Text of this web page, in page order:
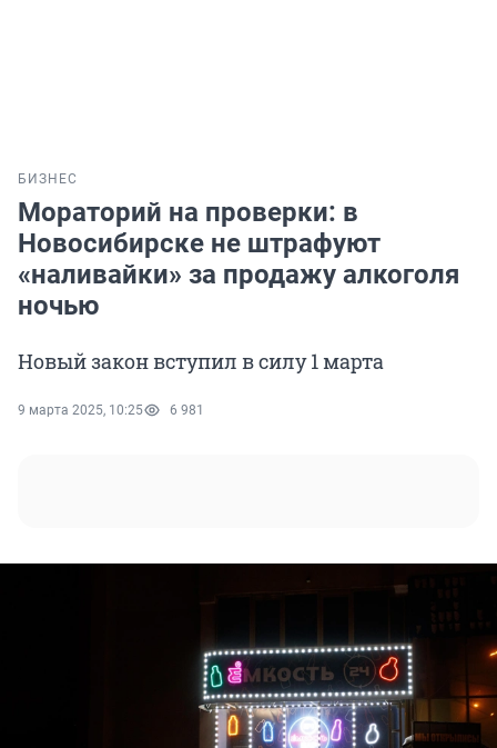
БИЗНЕС
Мораторий на проверки: в
Новосибирске не штрафуют
«наливайки» за продажу алкоголя
ночью
Новый закон вступил в силу 1 марта
9 марта 2025, 10:25 6 981